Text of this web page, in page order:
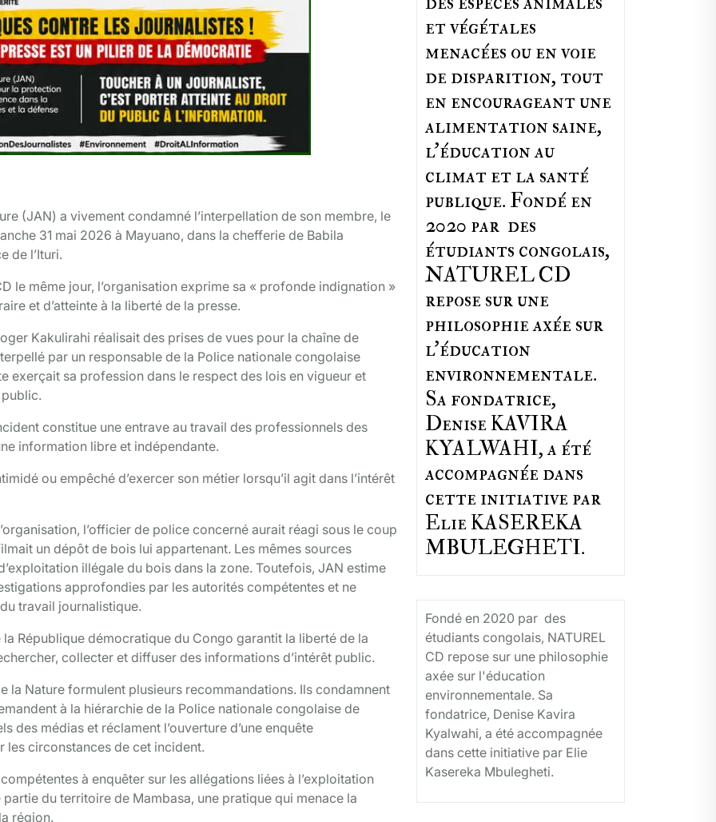
(JAN) a vivement condamné l’interpellation de son membre, le
31 mai 2026 à Mayuano, dans la chefferie de Babila
de l’Ituri.
le même jour, l’organisation exprime sa « profonde indignation »
et d’atteinte à la liberté de la presse.
Kakulirahi réalisait des prises de vues pour la chaîne de
par un responsable de la Police nationale congolaise
exerçait sa profession dans le respect des lois en vigueur et
constitue une entrave au travail des professionnels des
information libre et indépendante.
ou empêché d’exercer son métier lorsqu’il agit dans l’intérêt
l’officier de police concerné aurait réagi sous le coup
un dépôt de bois lui appartenant. Les mêmes sources
illégale du bois dans la zone. Toutefois, JAN estime
approfondies par les autorités compétentes et ne
travail journalistique.
République démocratique du Congo garantit la liberté de la
collecter et diffuser des informations d’intérêt public.
la Nature formulent plusieurs recommandations. Ils condamnent
à la hiérarchie de la Police nationale congolaise de
des médias et réclament l’ouverture d’une enquête
les circonstances de cet incident.
à enquêter sur les allégations liées à l’exploitation
du territoire de Mambasa, une pratique qui menace la
région.
et végétales
menacées ou en voie
de disparition, tout
en encourageant une
alimentation saine,
l'éducation au
climat et la santé
publique. Fondé en
2020 par des
étudiants congolais,
NATUREL CD
repose sur une
philosophie axée sur
l'éducation
environnementale.
Sa fondatrice,
Denise KAVIRA
KYALWAHI, a été
accompagnée dans
cette initiative par
Elie KASEREKA
MBULEGHETI.
Fondé en 2020 par des
étudiants congolais, NATUREL
CD repose sur une philosophie
axée sur l'éducation
environnementale. Sa
fondatrice, Denise Kavira
Kyalwahi, a été accompagnée
dans cette initiative par Elie
Kasereka Mbulegheti.